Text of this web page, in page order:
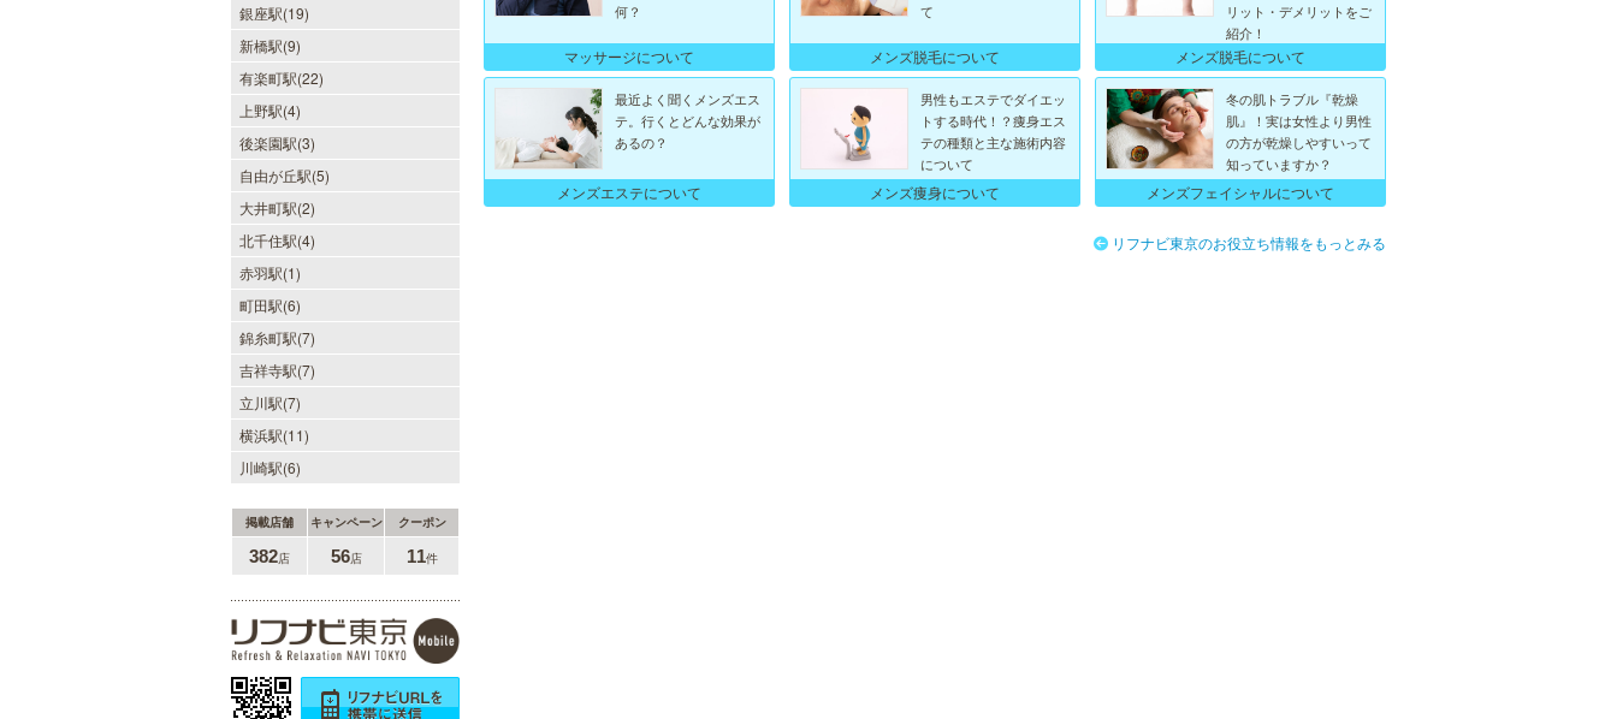
銀座駅(19)
新橋駅(9)
有楽町駅(22)
上野駅(4)
後楽園駅(3)
自由が丘駅(5)
大井町駅(2)
北千住駅(4)
赤羽駅(1)
町田駅(6)
錦糸町駅(7)
吉祥寺駅(7)
立川駅(7)
横浜駅(11)
川崎駅(6)
掲載店舗 キャンペーン クーポン
382店 56店 11件
何？
マッサージについて
て
メンズ脱毛について
リット・デメリットをご
紹介！
メンズ脱毛について
最近よく聞くメンズエス
テ。行くとどんな効果が
あるの？
メンズエステについて
男性もエステでダイエッ
トする時代！？痩身エス
テの種類と主な施術内容
について
メンズ痩身について
冬の肌トラブル『乾燥
肌』！実は女性より男性
の方が乾燥しやすいって
知っていますか？
メンズフェイシャルについて
リフナビ東京のお役立ち情報をもっとみる